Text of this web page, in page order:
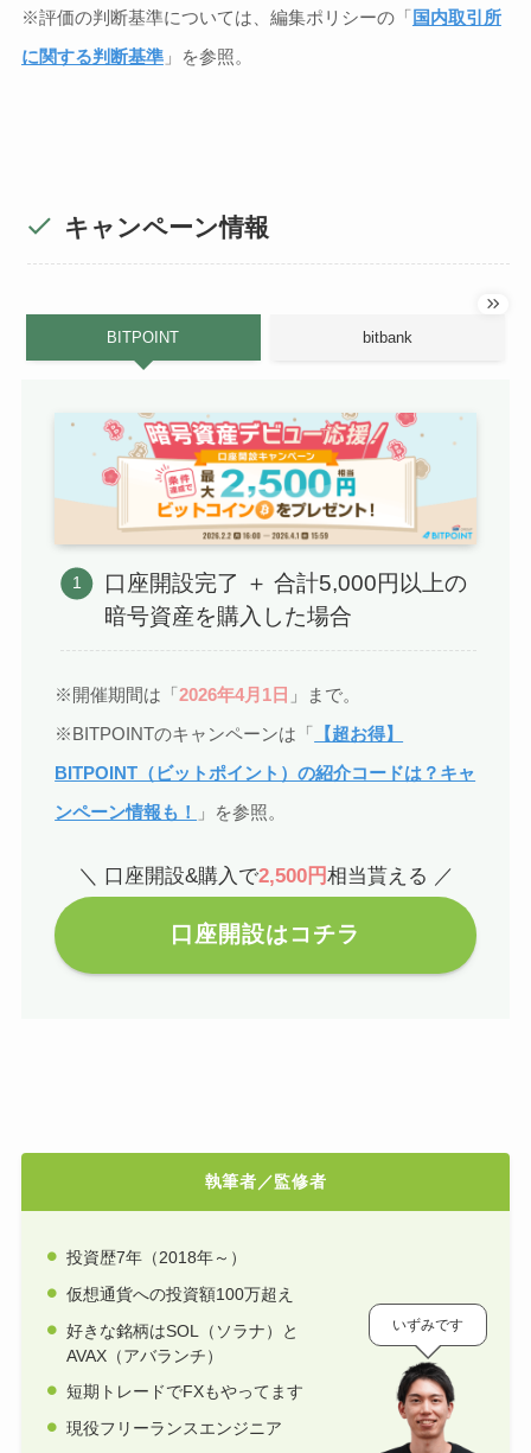
※評価の判断基準については、編集ポリシーの「国内取引所
に関する判断基準」を参照。
キャンペーン情報
BITPOINT bitbank
口座開設完了 ＋ 合計5,000円以上の
暗号資産を購入した場合
※開催期間は「2026年4月1日 」まで。
※BITPOINTのキャンペーンは「 【超お得】
BITPOINT（ビットポイント）の紹介コードは？キャ
ンペーン情報も！
」を参照。
＼ 口座開設&購入で2,500円相当貰える ／
口座開設はコチラ
執筆者／監修者
投資歴7年（2018年～）
仮想通貨への投資額100万超え
好きな銘柄はSOL（ソラナ）と
AVAX（アバランチ）
短期トレードでFXもやってます
現役フリーランスエンジニア
いずみです